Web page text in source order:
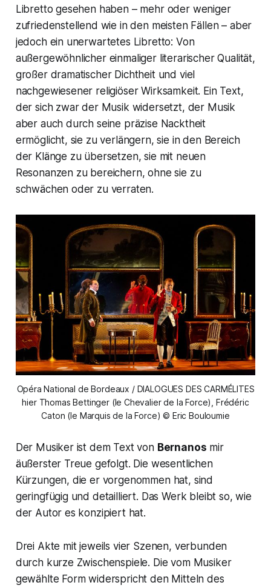
Libretto gesehen haben – mehr oder weniger
zufriedenstellend wie in den meisten Fällen – aber
jedoch ein unerwartetes Libretto: Von
außergewöhnlicher einmaliger literarischer Qualität,
großer dramatischer Dichtheit und viel
nachgewiesener religiöser Wirksamkeit. Ein Text,
der sich zwar der Musik widersetzt, der Musik
aber auch durch seine präzise Nacktheit
ermöglicht, sie zu verlängern, sie in den Bereich
der Klänge zu übersetzen, sie mit neuen
Resonanzen zu bereichern, ohne sie zu
schwächen oder zu verraten.
Opéra National de Bordeaux / DIALOGUES DES CARMÉLITES
hier Thomas Bettinger (le Chevalier de la Force), Frédéric
Caton (le Marquis de la Force) © Eric Bouloumie
Der Musiker ist dem Text von Bernanos mir
äußerster Treue gefolgt. Die wesentlichen
Kürzungen, die er vorgenommen hat, sind
geringfügig und detailliert. Das Werk bleibt so, wie
der Autor es konzipiert hat.
Drei Akte mit jeweils vier Szenen, verbunden
durch kurze Zwischenspiele. Die vom Musiker
gewählte Form widerspricht den Mitteln des